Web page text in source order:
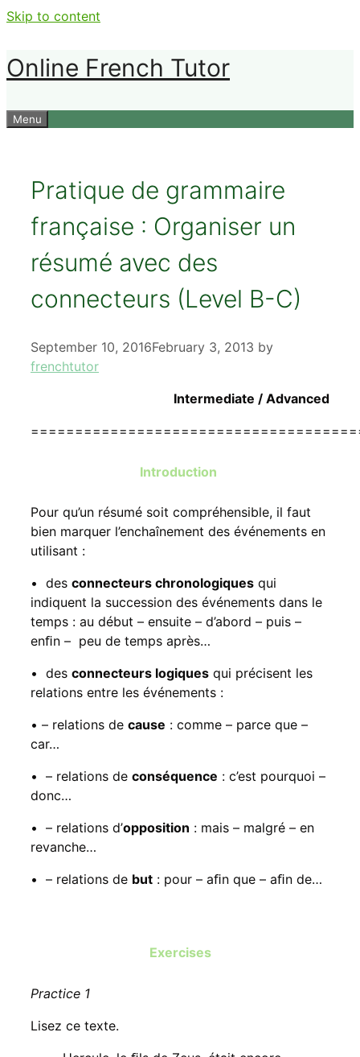
Skip to content
Online French Tutor
Menu
Pratique de grammaire
française : Organiser un
résumé avec des
connecteurs (Level B-C)
September 10, 2016February 3, 2013 by
frenchtutor
Intermediate / Advanced
Introduction
Pour qu’un résumé soit compréhensible, il faut
bien marquer l’enchaînement des événements en
utilisant :
• des connecteurs chronologiques qui
indiquent la succession des événements dans le
temps : au début – ensuite – d’abord – puis –
enﬁn – peu de temps après…
• des connecteurs logiques qui précisent les
relations entre les événements :
• – relations de cause : comme – parce que –
car…
• – relations de conséquence : c’est pourquoi –
donc…
• – relations d’opposition : mais – malgré – en
revanche…
• – relations de but : pour – aﬁn que – aﬁn de…
Exercises
Practice 1
Lisez ce texte.